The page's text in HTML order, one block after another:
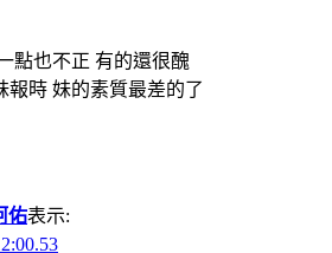
點也不正 有的還很醜
報時 妹的素質最差的了
佑表示: